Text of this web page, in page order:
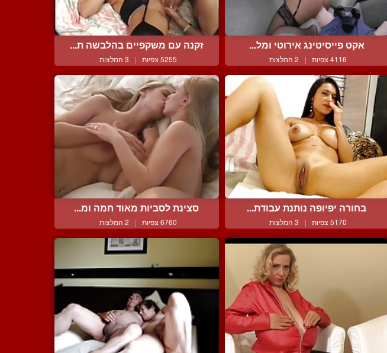
אקט פייסיטינג אירוטי ומל...
4116 צפיות | 2 המלצות
זקנה עם משקפיים בהלבשה ת...
5255 צפיות | 3 המלצות
בחורה יפיופה נותנת עבודת...
5170 צפיות | 3 המלצות
סצינת לסביות מאוד חמה ומ...
6760 צפיות | 2 המלצות